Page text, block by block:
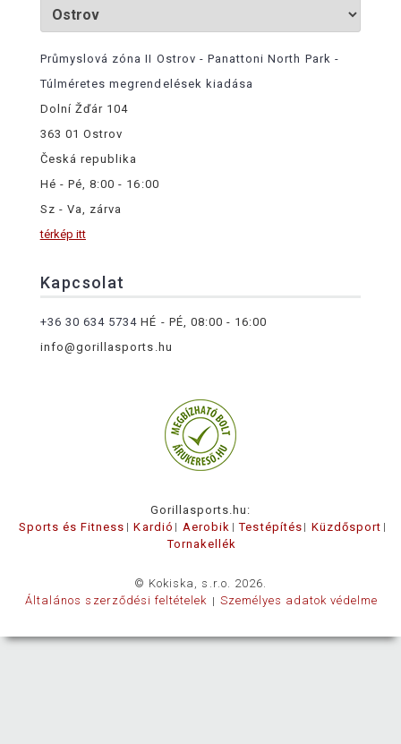
Průmyslová zóna II Ostrov - Panattoni North Park -
Túlméretes megrendelések kiadása
Dolní Žďár 104
363 01 Ostrov
Česká republika
Hé - Pé, 8:00 - 16:00
Sz - Va, zárva
térkép itt
Kapcsolat
+36 30 634 5734 HÉ - PÉ, 08:00 - 16:00
info@gorillasports.hu
Gorillasports.hu:
Sports és Fitness
Kardió Aerobik Testépítés
Küzdősport
Tornakellék
© Kokiska, s.r.o. 2026.
Általános szerződési feltételek
Személyes adatok védelme